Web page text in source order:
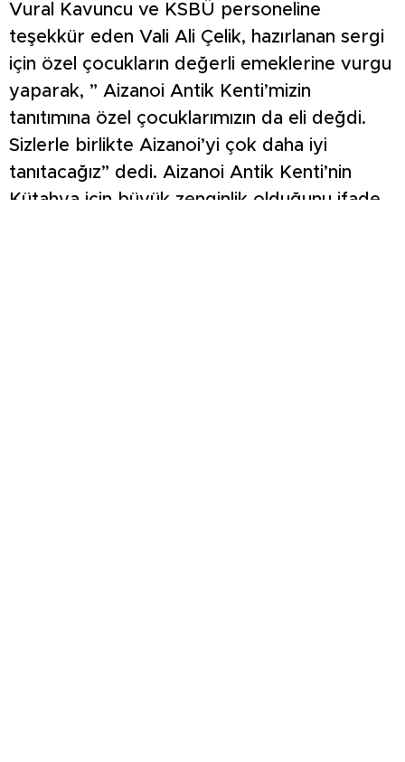
Vural Kavuncu ve KSBÜ personeline
teşekkür eden Vali Ali Çelik, hazırlanan sergi
için özel çocukların değerli emeklerine vurgu
yaparak, ” Aizanoi Antik Kenti’mizin
tanıtımına özel çocuklarımızın da eli değdi.
Sizlerle birlikte Aizanoi’yi çok daha iyi
tanıtacağız” dedi. Aizanoi Antik Kenti’nin
Kütahya için büyük zenginlik olduğunu ifade